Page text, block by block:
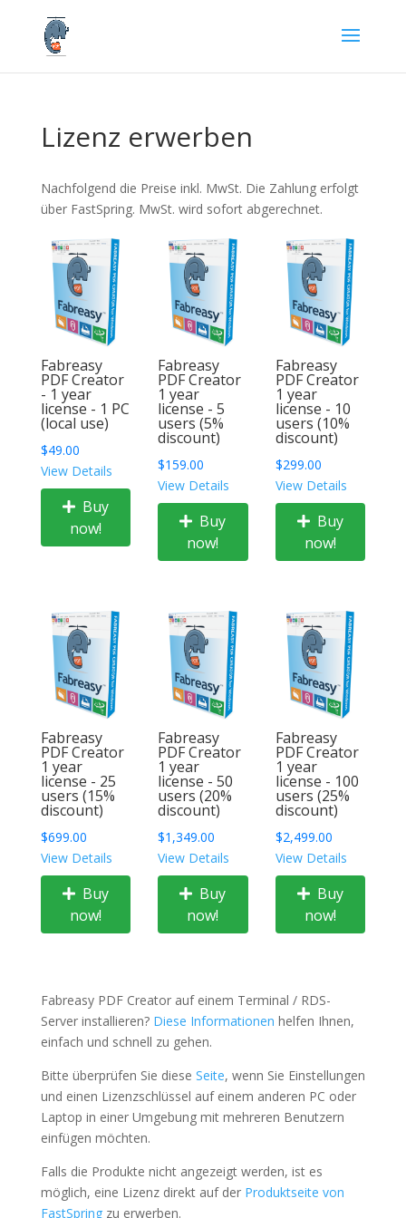
Lizenz erwerben
Nachfolgend die Preise inkl. MwSt. Die Zahlung erfolgt
über FastSpring. MwSt. wird sofort abgerechnet.
Fabreasy
PDF Creator
- 1 year
license - 1 PC
(local use)
$49.00
View Details
now!
Fabreasy
PDF Creator
1 year
license - 5
users (5%
discount)
$159.00
View Details
now!
Fabreasy
PDF Creator
1 year
license - 10
users (10%
discount)
$299.00
View Details
Buy
now!
Fabreasy
PDF Creator
1 year
license - 25
users (15%
discount)
$699.00
View Details
now!
Fabreasy
PDF Creator
1 year
license - 50
users (20%
discount)
$1,349.00
View Details
now!
Fabreasy
PDF Creator
1 year
license - 100
users (25%
discount)
$2,499.00
View Details
Buy
now!
Fabreasy PDF Creator auf einem Terminal / RDS-
Server installieren? Diese Informationen helfen Ihnen,
einfach und schnell zu gehen.
Bitte überprüfen Sie diese Seite, wenn Sie Einstellungen
und einen Lizenzschlüssel auf einem anderen PC oder
Laptop in einer Umgebung mit mehreren Benutzern
einfügen möchten.
Falls die Produkte nicht angezeigt werden, ist es
möglich, eine Lizenz direkt auf der Produktseite von
FastSpring zu erwerben.